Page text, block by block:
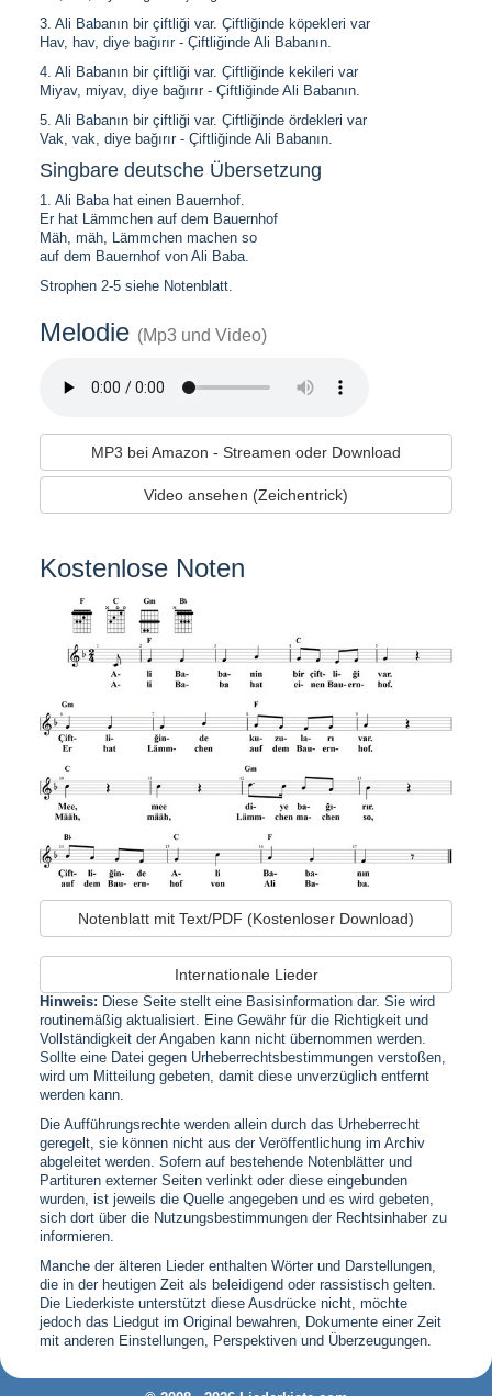
3. Ali Babanın bir çiftliği var. Çiftliğinde köpekleri var
Hav, hav, diye bağırır - Çiftliğinde Ali Babanın.
4. Ali Babanın bir çiftliği var. Çiftliğinde kekileri var
Miyav, miyav, diye bağırır - Çiftliğinde Ali Babanın.
5. Ali Babanın bir çiftliği var. Çiftliğinde ördekleri var
Vak, vak, diye bağırır - Çiftliğinde Ali Babanın.
Singbare deutsche Übersetzung
1. Ali Baba hat einen Bauernhof.
Er hat Lämmchen auf dem Bauernhof
Mäh, mäh, Lämmchen machen so
auf dem Bauernhof von Ali Baba.
Strophen 2-5 siehe Notenblatt.
Melodie (Mp3 und Video)
MP3 bei Amazon - Streamen oder Download
Video ansehen (Zeichentrick)
Kostenlose Noten
Notenblatt mit Text/PDF (Kostenloser Download)
Internationale Lieder
Hinweis: Diese Seite stellt eine Basisinformation dar. Sie wird
routinemäßig aktualisiert. Eine Gewähr für die Richtigkeit und
Vollständigkeit der Angaben kann nicht übernommen werden.
Sollte eine Datei gegen Urheberrechtsbestimmungen verstoßen,
wird um Mitteilung gebeten, damit diese unverzüglich entfernt
werden kann.
Die Aufführungsrechte werden allein durch das Urheberrecht
geregelt, sie können nicht aus der Veröffentlichung im Archiv
abgeleitet werden. Sofern auf bestehende Notenblätter und
Partituren externer Seiten verlinkt oder diese eingebunden
wurden, ist jeweils die Quelle angegeben und es wird gebeten,
sich dort über die Nutzungsbestimmungen der Rechtsinhaber zu
informieren.
Manche der älteren Lieder enthalten Wörter und Darstellungen,
die in der heutigen Zeit als beleidigend oder rassistisch gelten.
Die Liederkiste unterstützt diese Ausdrücke nicht, möchte
jedoch das Liedgut im Original bewahren, Dokumente einer Zeit
mit anderen Einstellungen, Perspektiven und Überzeugungen.